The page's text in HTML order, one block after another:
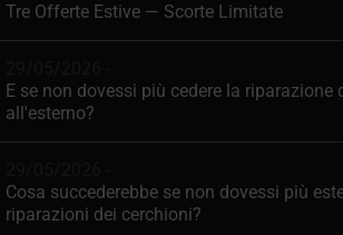
Tre Offerte Estive — Scorte Limitate
E se non dovessi più cedere la riparazione
all'esterno?
Cosa succederebbe se non dovessi più
riparazioni dei cerchioni?